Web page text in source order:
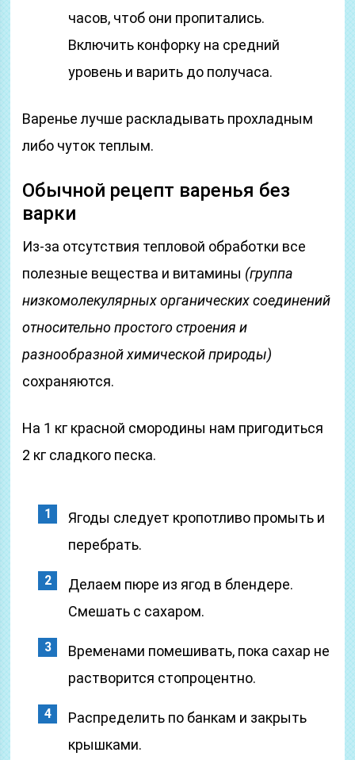
часов, чтоб они пропитались.
Включить конфорку на средний
уровень и варить до получаса.
Варенье лучше раскладывать прохладным
либо чуток теплым.
Обычной рецепт варенья без
варки
Из-за отсутствия тепловой обработки все
полезные вещества и витамины (группа
низкомолекулярных органических соединений
относительно простого строения и
разнообразной химической природы)
сохраняются.
На 1 кг красной смородины нам пригодиться
2 кг сладкого песка.
Ягоды следует кропотливо промыть и
перебрать.
Делаем пюре из ягод в блендере.
Смешать с сахаром.
Временами помешивать, пока сахар не
растворится стопроцентно.
Распределить по банкам и закрыть
крышками.